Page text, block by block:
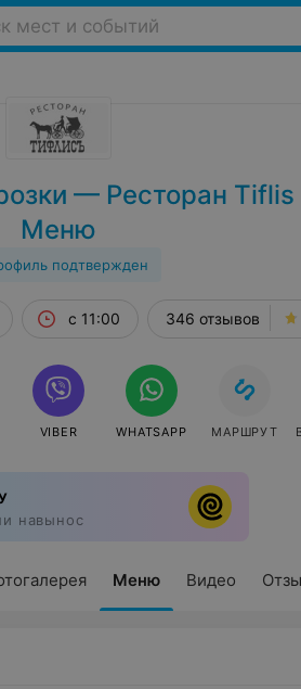
мест и событий
— Ресторан
Меню
подтвержден
Меню Видео
с 11:00 346 отзывов
VIBER WHATSAPP МАРШРУТ
навынос